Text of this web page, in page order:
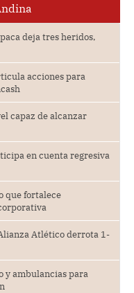
deja tres heridos,
acciones para
capaz de alcanzar
en cuenta regresiva
que fortalece
Atlético derrota 1-
y ambulancias para